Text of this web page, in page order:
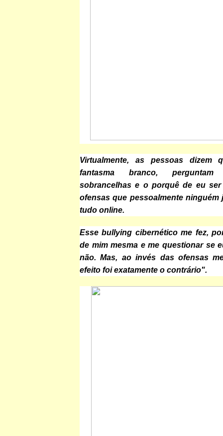
Virtualmente, as pessoas dizem
fantasma branco,
sobrancelhas e o porquê de eu
ofensas que pessoalmente ninguém
tudo online.
Esse bullying cibernético me fez,
de mim mesma e me questionar se
não. Mas, ao invés das ofensas
efeito foi exatamente o contrário".